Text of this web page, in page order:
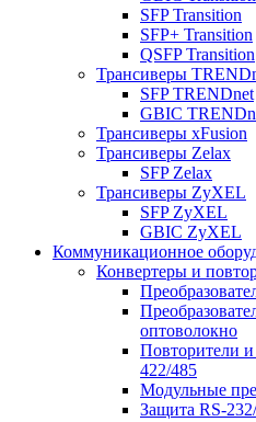
SFP Transition
SFP+ Transition
QSFP Transition
Трансиверы
SFP TRENDnet
GBIC
Трансиверы xFusion
Трансиверы Zelax
SFP Zelax
Трансиверы ZyXEL
SFP ZyXEL
GBIC ZyXEL
Коммуникационное
Конвертеры и
оптоволокно
Повторители
422/485
Модульные
Защита RS-